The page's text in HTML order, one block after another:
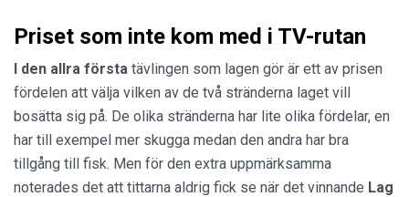
Priset som inte kom med i TV-rutan
I den allra första tävlingen som lagen gör är ett av prisen
fördelen att välja vilken av de två stränderna laget vill
bosätta sig på. De olika stränderna har lite olika fördelar, en
har till exempel mer skugga medan den andra har bra
tillgång till fisk. Men för den extra uppmärksamma
noterades det att tittarna aldrig fick se när det vinnande Lag